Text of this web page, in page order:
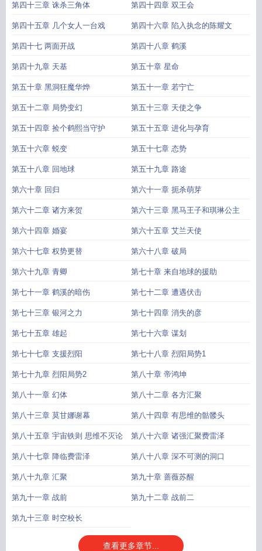
第四十三章 诛杀三角体 第四十四章 双王会
第四十五章 几个女人一台戏 第四十六章 陷入执念的陈耀文
第四十七 两面开战 第四十八章 鹤溪
第四十九章 天基 第五十章 星命
第五十章 黑洞狂魔华烨 第五十一章 若宁亡
第五十二章 局势变幻 第五十三章 天使之争
第五十四章 捡个鹤熙当守护 第五十五章 进化与孕育
第五十六章 蜕变 第五十七章 态势
第五十八章 回地球 第五十九章 路途
第六十章 回归 第六十一章 扼杀萌芽
第六十二章 诸方来贺 第六十三章 黑马王子和琪琳公主
第六十四章 婚宴 第六十五章 艾兰天使
第六十七章 权势更替 第六十八章 破局
第六十九章 青卿 第七十章 来自地球的援助
第七十一章 鹤溪的暗伤 第七十二章 遭遇伏击
第七十三章 银河之力 第七十四章 消失的彦
第七十五章 雄起 第七十六章 谋划
第七十七章 支援烈阳 第七十八章 烈阳局势1
第七十九章 烈阳局势2 第八十章 帝鸿坤
第八十一章 幻体 第八十二章 各方汇聚
第八十三章 莫甘娜谢幕 第八十四章 有思维的骷髅头
第八十五章 宇宙铁则 思维不灭论 第八十六章 诸强汇聚费雷泽
第八十七章 降临费雷泽 第八十八章 深不可测的洞口
第八十九章 汇聚 第九十章 蔷薇苏醒
第九十一章 战前 第九十二章 战前二
第九十三章 时空校长
查看更多章节...